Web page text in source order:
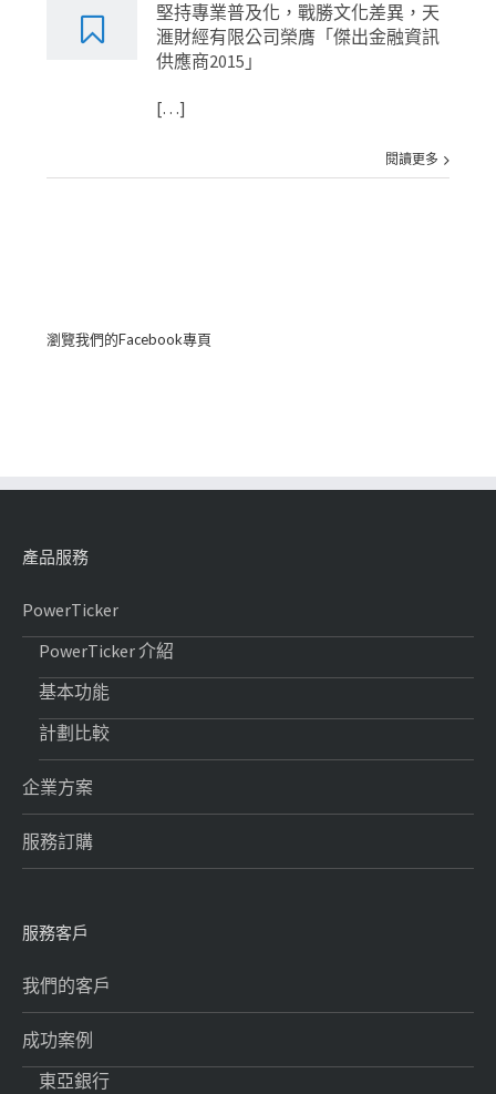
堅持專業普及化，戰勝文化差異，天
滙財經有限公司榮膺「傑出金融資訊
供應商2015」
[…]
閱讀更多
瀏覽我們的Facebook專頁
產品服務
PowerTicker
PowerTicker 介紹
基本功能
計劃比較
企業方案
服務訂購
服務客戶
我們的客戶
成功案例
東亞銀行